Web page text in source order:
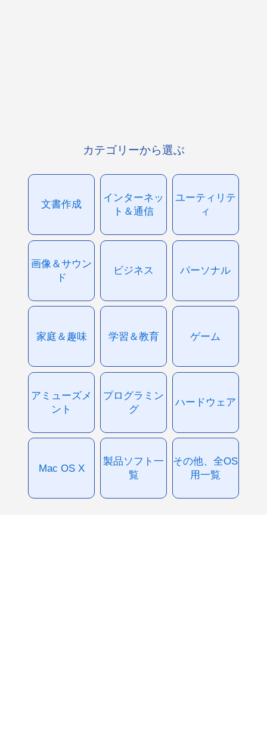
カテゴリーから選ぶ
文書作成
インターネッ
ト＆通信
ユーティリテ
ィ
画像＆サウン
ド
ビジネス パーソナル
家庭＆趣味 学習＆教育 ゲーム
アミューズメ
ント
プログラミン
グ
ハードウェア
Mac OS X
製品ソフト一
覧
その他、全OS
用一覧